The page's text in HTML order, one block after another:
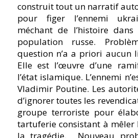
construit tout un narratif
pour figer l’ennemi
méchant de l’histoire
population russe.
question n’a a priori aucun
Elle est l’œuvre d’une
l’état islamique. L’ennemi
Vladimir Poutine. Les
d’ignorer toutes les
groupe terroriste pour
tartuferie consistant à mêler
la tragédie.
Nouveau